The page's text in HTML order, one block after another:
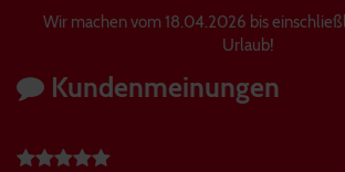
Wir machen vom 18.04.2026 bis
Urlaub!
Kundenmeinungen